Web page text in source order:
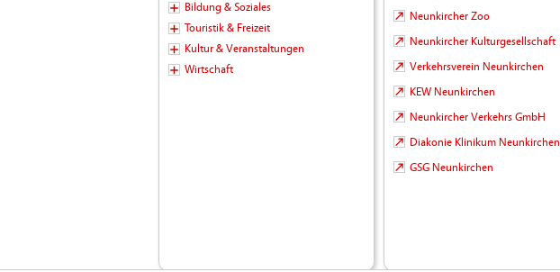
Bildung & Soziales
Touristik & Freizeit
Kultur & Veranstaltungen
Wirtschaft
Neunkircher Zoo
Neunkircher Kulturgesellschaft
Verkehrsverein Neunkirchen
KEW Neunkirchen
Neunkircher Verkehrs GmbH
Diakonie Klinikum Neunkirchen
GSG Neunkirchen